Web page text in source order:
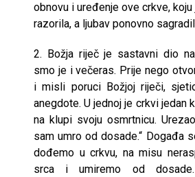
obnovu i uređenje ove crkve, koju
razorila, a ljubav ponovno
2. Božja riječ je sastavni dio
smo je i večeras. Prije nego
i misli poruci Božjoj riječi,
anegdote. U jednoj je crkvi jedan
na klupi svoju osmrtnicu.
sam umro od dosade.“ Događa
dođemo u crkvu, na misu
srca i umiremo od